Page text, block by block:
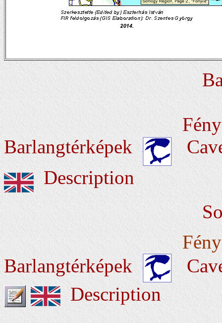
Barlangtérképek
Description
Somogy,
Barlangtérképek
Description